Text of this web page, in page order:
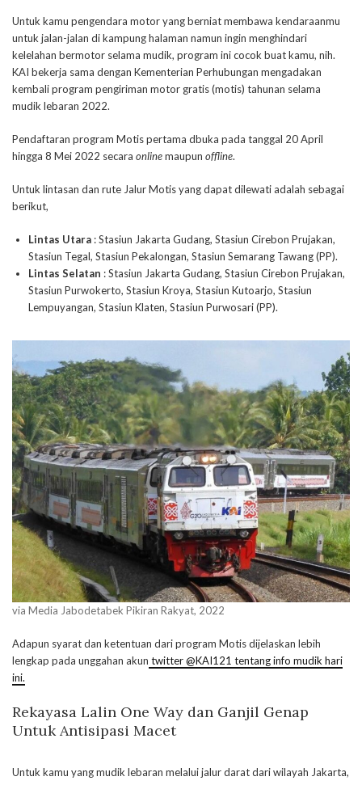
Untuk kamu pengendara motor yang berniat membawa kendaraanmu
untuk jalan-jalan di kampung halaman namun ingin menghindari
kelelahan bermotor selama mudik, program ini cocok buat kamu, nih.
KAI bekerja sama dengan Kementerian Perhubungan mengadakan
kembali program pengiriman motor gratis (motis) tahunan selama
mudik lebaran 2022.
Pendaftaran program Motis pertama dbuka pada tanggal 20 April
hingga 8 Mei 2022 secara onlinemaupun offline.
Untuk lintasan dan rute Jalur Motis yang dapat dilewati adalah sebagai
berikut,
Lintas Utara : Stasiun Jakarta Gudang, Stasiun Cirebon Prujakan,
Stasiun Tegal, Stasiun Pekalongan, Stasiun Semarang Tawang (PP).
Lintas Selatan : Stasiun Jakarta Gudang, Stasiun Cirebon Prujakan,
Stasiun Purwokerto, Stasiun Kroya, Stasiun Kutoarjo, Stasiun
Lempuyangan, Stasiun Klaten, Stasiun Purwosari (PP).
via Media Jabodetabek Pikiran Rakyat, 2022
Adapun syarat dan ketentuan dari program Motis dijelaskan lebih
lengkap pada unggahan akun twitter @KAI121 tentang info mudik hari
ini.
Rekayasa Lalin One Way dan Ganjil Genap
Untuk Antisipasi Macet
Untuk kamu yang mudik lebaran melalui jalur darat dari wilayah Jakarta,